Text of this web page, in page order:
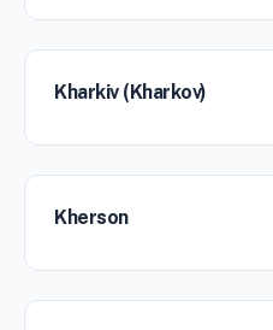
Kharkiv (Kharkov)
Kherson